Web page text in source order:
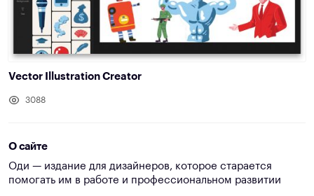
Vector Illustration Creator
3088
О сайте
Оди — издание для дизайнеров, которое старается
помогать им в работе и профессиональном развитии